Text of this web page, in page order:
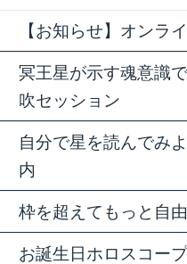
【お知らせ】オンラ
冥王星が示す魂意識
吹セッション
自分で星を読んでみ
内
枠を超えてもっと自
お誕生日ホロスコー